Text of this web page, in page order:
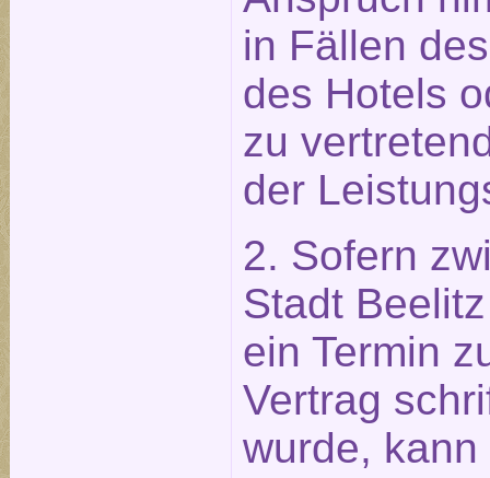
in Fällen
des Hotels
zu
der
2. Sofern
Stadt
ein Termin
Vertrag
wurde,